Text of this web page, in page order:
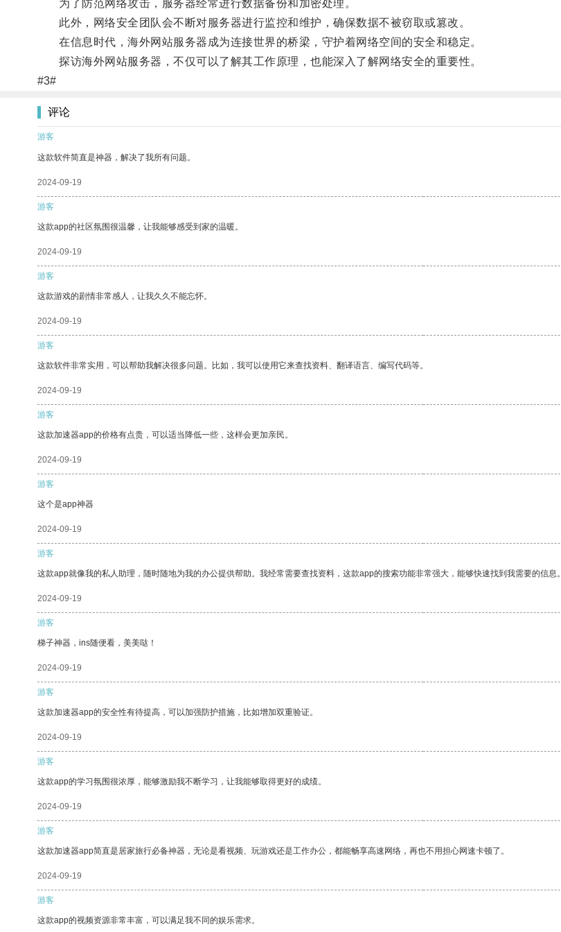
为了防范网络攻击，服务器经常进行数据备份和加密处理。
此外，网络安全团队会不断对服务器进行监控和维护，确保数据不被窃取或篡改。
在信息时代，海外网站服务器成为连接世界的桥梁，守护着网络空间的安全和稳定。
探访海外网站服务器，不仅可以了解其工作原理，也能深入了解网络安全的重要性。
#3#
评论
游客
这款软件简直是神器，解决了我所有问题。
2024-09-19
游客
这款app的社区氛围很温馨，让我能够感受到家的温暖。
2024-09-19
游客
这款游戏的剧情非常感人，让我久久不能忘怀。
2024-09-19
游客
这款软件非常实用，可以帮助我解决很多问题。比如，我可以使用它来查找资料、翻译语言、编写代码等。
2024-09-19
游客
这款加速器app的价格有点贵，可以适当降低一些，这样会更加亲民。
2024-09-19
游客
这个是app神器
2024-09-19
游客
这款app就像我的私人助理，随时随地为我的办公提供帮助。我经常需要查找资料，这款app的搜索功能非常强大，能够快速找到我需要的信息。
2024-09-19
游客
梯子神器，ins随便看，美美哒！
2024-09-19
游客
这款加速器app的安全性有待提高，可以加强防护措施，比如增加双重验证。
2024-09-19
游客
这款app的学习氛围很浓厚，能够激励我不断学习，让我能够取得更好的成绩。
2024-09-19
游客
这款加速器app简直是居家旅行必备神器，无论是看视频、玩游戏还是工作办公，都能畅享高速网络，再也不用担心网速卡顿了。
2024-09-19
游客
这款app的视频资源非常丰富，可以满足我不同的娱乐需求。